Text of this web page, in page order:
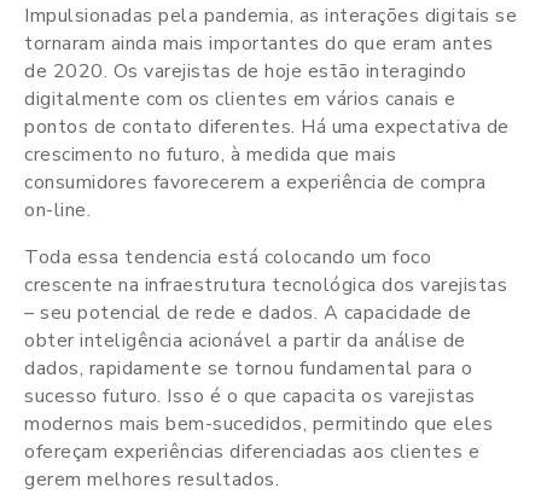
Impulsionadas pela pandemia, as interações digitais se
tornaram ainda mais importantes do que eram antes
de 2020. Os varejistas de hoje estão interagindo
digitalmente com os clientes em vários canais e
pontos de contato diferentes. Há uma expectativa de
crescimento no futuro, à medida que mais
consumidores favorecerem a experiência de compra
on-line.
Toda essa tendencia está colocando um foco
crescente na infraestrutura tecnológica dos varejistas
– seu potencial de rede e dados. A capacidade de
obter inteligência acionável a partir da análise de
dados, rapidamente se tornou fundamental para o
sucesso futuro. Isso é o que capacita os varejistas
modernos mais bem-sucedidos, permitindo que eles
ofereçam experiências diferenciadas aos clientes e
gerem melhores resultados.